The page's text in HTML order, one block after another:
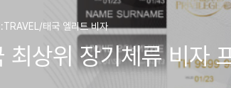
태국 엘리트 비자
최상위 장기체류 비자